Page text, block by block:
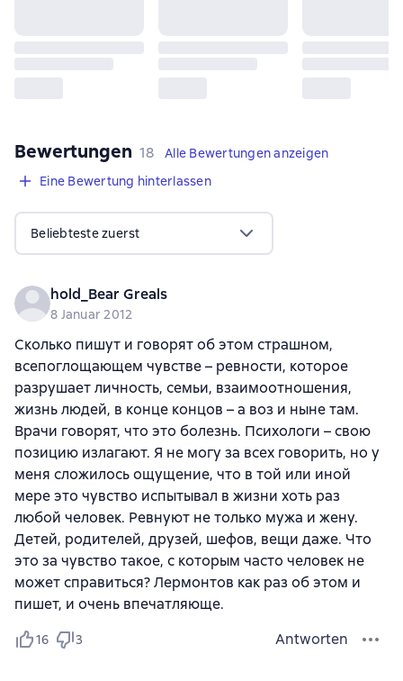
Bewertungen 18 Bewertungen
18
Alle Bewertungen anzeigen
Eine Bewertung hinterlassen
Beliebteste zuerst
hold_Bear Greals
8 Januar 2012
Сколько пишут и говорят об этом страшном,
всепоглощающем чувстве – ревности, которое
разрушает личность, семьи, взаимоотношения,
жизнь людей, в конце концов – а воз и ныне там.
Врачи говорят, что это болезнь. Психологи – свою
позицию излагают. Я не могу за всех говорить, но у
меня сложилось ощущение, что в той или иной
мере это чувство испытывал в жизни хоть раз
любой человек. Ревнуют не только мужа и жену.
Детей, родителей, друзей, шефов, вещи даже. Что
это за чувство такое, с которым часто человек не
может справиться? Лермонтов как раз об этом и
пишет, и очень впечатляюще.
16 3 Antworten